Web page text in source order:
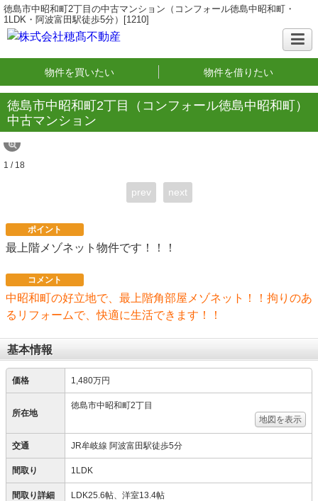
徳島市中昭和町2丁目の中古マンション（コンフォール徳島中昭和町・
1LDK・阿波富田駅徒歩5分）[1210]
物件を買いたい 物件を借りたい
徳島市中昭和町2丁目（コンフォール徳島中昭和町）
中古マンション
1 / 18
prev next
ポイント
最上階メゾネット物件です！！！
コメント
中昭和町の好立地で、最上階角部屋メゾネット！！拘りのあ
るリフォームで、快適に生活できます！！
基本情報
価格 1,480万円
所在地
徳島市中昭和町2丁目
地図を表示
交通 JR牟岐線 阿波富田駅徒歩5分
間取り 1LDK
間取り詳細 LDK25.6帖、洋室13.4帖